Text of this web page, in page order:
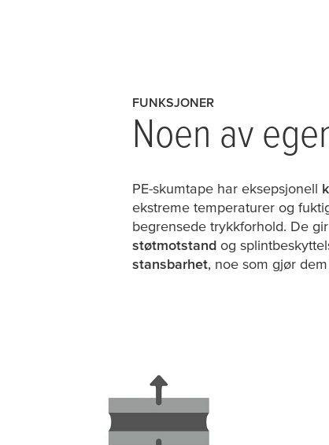
FUNKSJONER
Noen av
PE-skumtape har eksepsjonell
ekstreme temperaturer og
begrensede trykkforhold. De
støtmotstand og
stansbarhet, noe som gjør